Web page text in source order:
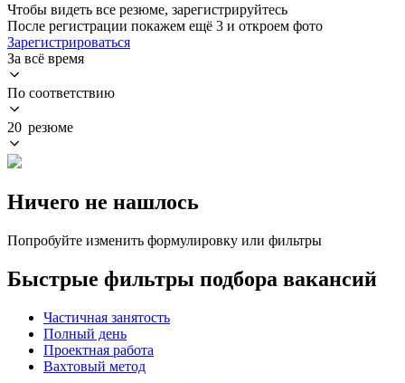
Чтобы видеть все резюме, зарегистрируйтесь
После регистрации покажем ещё 3 и откроем фото
Зарегистрироваться
За всё время
По соответствию
20 резюме
Ничего не нашлось
Попробуйте изменить формулировку или фильтры
Быстрые фильтры подбора вакансий
Частичная занятость
Полный день
Проектная работа
Вахтовый метод